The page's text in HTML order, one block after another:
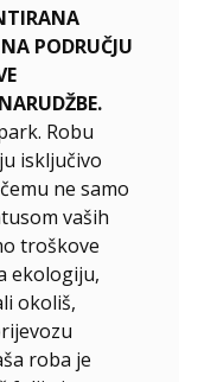
PODRUČJU
Robu
isključivo
ne samo
vaših
troškove
ekologiju,
okoliš,
roba je